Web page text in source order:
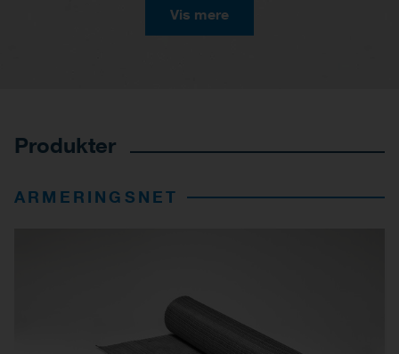
Vis mere
Produkter
ARMERINGSNET